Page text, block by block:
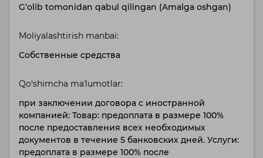
G‘olib tomonidan qabul qilingan (Amalga oshgan)
Moliyalashtirish manbai:
Собственные средства
Qo‘shimcha maʼlumotlar:
при заключении договора с иностранной
компанией: Товар: предоплата в размере 100%
после предоставления всех необходимых
документов в течение 5 банковских дней. Услуги:
предоплата в размере 100% после